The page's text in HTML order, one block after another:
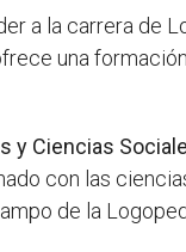
a la carrera de
una
Ciencias
con las
de la